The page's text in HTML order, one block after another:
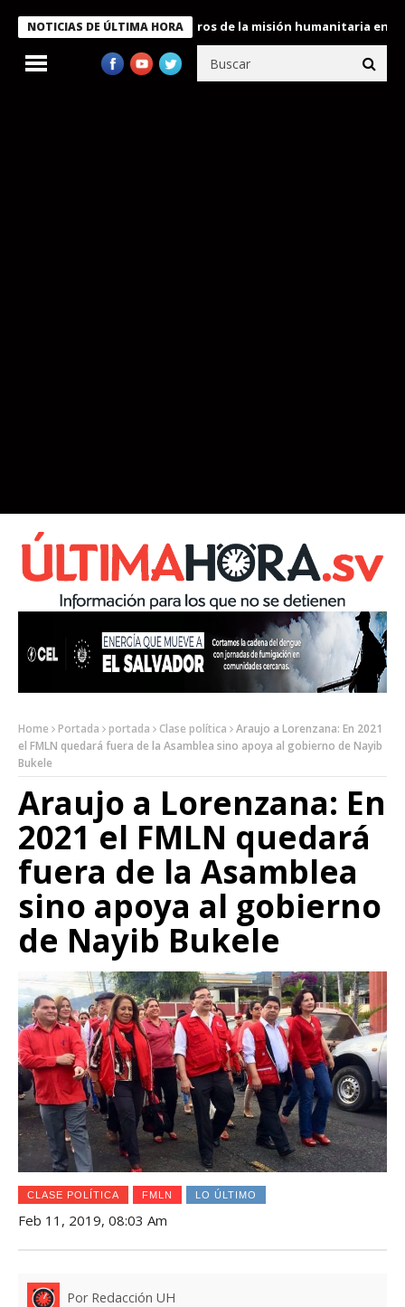
NOTICIAS DE ÚLTIMA HORA
Bukele condecora a miembros de la misión humanitaria enviada
Home Portada portada Clase política
Araujo a Lorenzana: En 2021
el FMLN quedará fuera de la Asamblea sino apoya al gobierno de Nayib
Bukele
Araujo a Lorenzana: En
2021 el FMLN quedará
fuera de la Asamblea
sino apoya al gobierno
de Nayib Bukele
CLASE POLÍTICA FMLN LO ÚLTIMO
Feb 11, 2019, 08:03 Am
Por Redacción UH